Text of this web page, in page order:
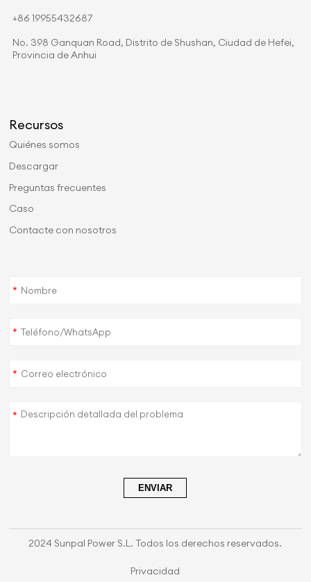
+86 19955432687
No. 398 Ganquan Road, Distrito de Shushan, Ciudad de Hefei,
Provincia de Anhui
Recursos
Quiénes somos
Descargar
Preguntas frecuentes
Caso
Contacte con nosotros
*
*
*
*
ENVIAR
2024 Sunpal Power S.L. Todos los derechos reservados.
Privacidad